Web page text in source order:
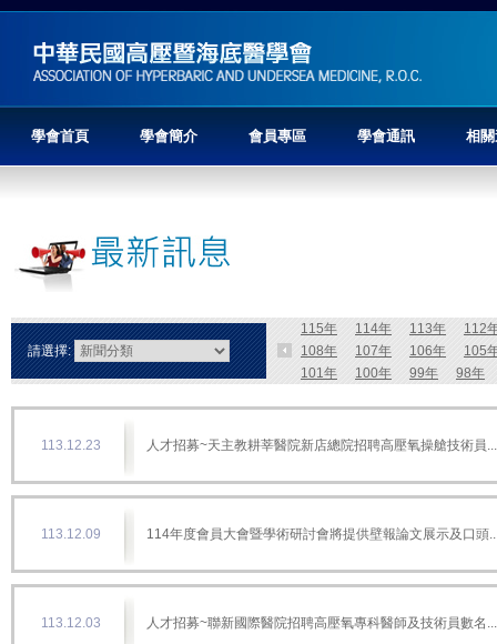
學會首頁 學會簡介 會員專區 學會通訊 相
請選擇:
115年 114年 113年
112
108年
107年 106年
105
101年
100年 99年 98年
113.12.23 人才招募~天主教耕莘醫院新店總院招聘高壓氧操艙技術員...
113.12.09 114年度會員大會暨學術研討會將提供壁報論文展示及口頭
113.12.03 人才招募~聯新國際醫院招聘高壓氧專科醫師及技術員數名...